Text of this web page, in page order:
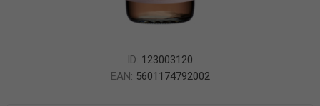
ID: 123003120
EAN: 5601174792002